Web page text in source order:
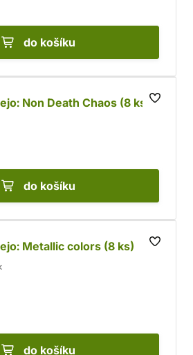
do košíku
Non Death Chaos (8 ks)
do košíku
Metallic colors (8 ks)
do košíku